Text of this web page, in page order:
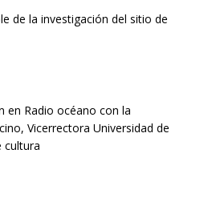
de la investigación del sitio de
en Radio océano con la
Vicerrectora Universidad de
cultura